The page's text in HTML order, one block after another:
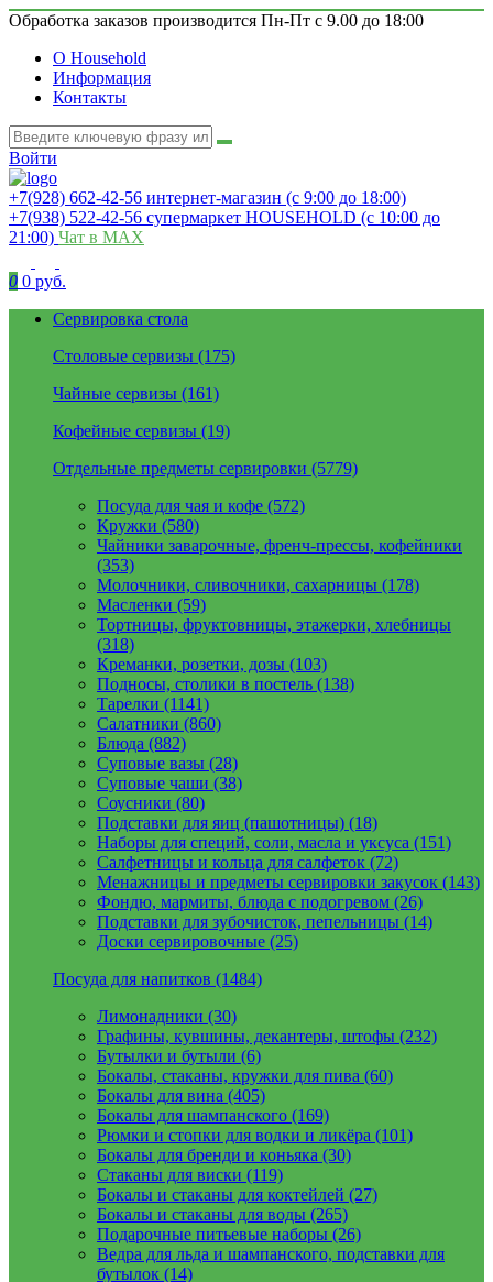
Обработка заказов производится Пн-Пт с 9.00 до 18:00
О Household
Информация
Контакты
Войти
+7(928) 662-42-56 интернет-магазин (с 9:00 до 18:00)
+7(938) 522-42-56 супермаркет HOUSEHOLD (с 10:00 до
21:00) Чат в MAX
0 0 руб.
Сервировка стола
Столовые сервизы (175)
Чайные сервизы (161)
Кофейные сервизы (19)
Отдельные предметы сервировки (5779)
Посуда для чая и кофе (572)
Кружки (580)
Чайники заварочные, френч-прессы, кофейники
(353)
Молочники, сливочники, сахарницы (178)
Масленки (59)
Тортницы, фруктовницы, этажерки, хлебницы
(318)
Креманки, розетки, дозы (103)
Подносы, столики в постель (138)
Тарелки (1141)
Салатники (860)
Блюда (882)
Суповые вазы (28)
Суповые чаши (38)
Соусники (80)
Подставки для яиц (пашотницы) (18)
Наборы для специй, соли, масла и уксуса (151)
Салфетницы и кольца для салфеток (72)
Менажницы и предметы сервировки закусок (143)
Фондю, мармиты, блюда с подогревом (26)
Подставки для зубочисток, пепельницы (14)
Доски сервировочные (25)
Посуда для напитков (1484)
Лимонадники (30)
Графины, кувшины, декантеры, штофы (232)
Бутылки и бутыли (6)
Бокалы, стаканы, кружки для пива (60)
Бокалы для вина (405)
Бокалы для шампанского (169)
Рюмки и стопки для водки и ликёра (101)
Бокалы для бренди и коньяка (30)
Стаканы для виски (119)
Бокалы и стаканы для коктейлей (27)
Бокалы и стаканы для воды (265)
Подарочные питьевые наборы (26)
Ведра для льда и шампанского, подставки для
бутылок (14)